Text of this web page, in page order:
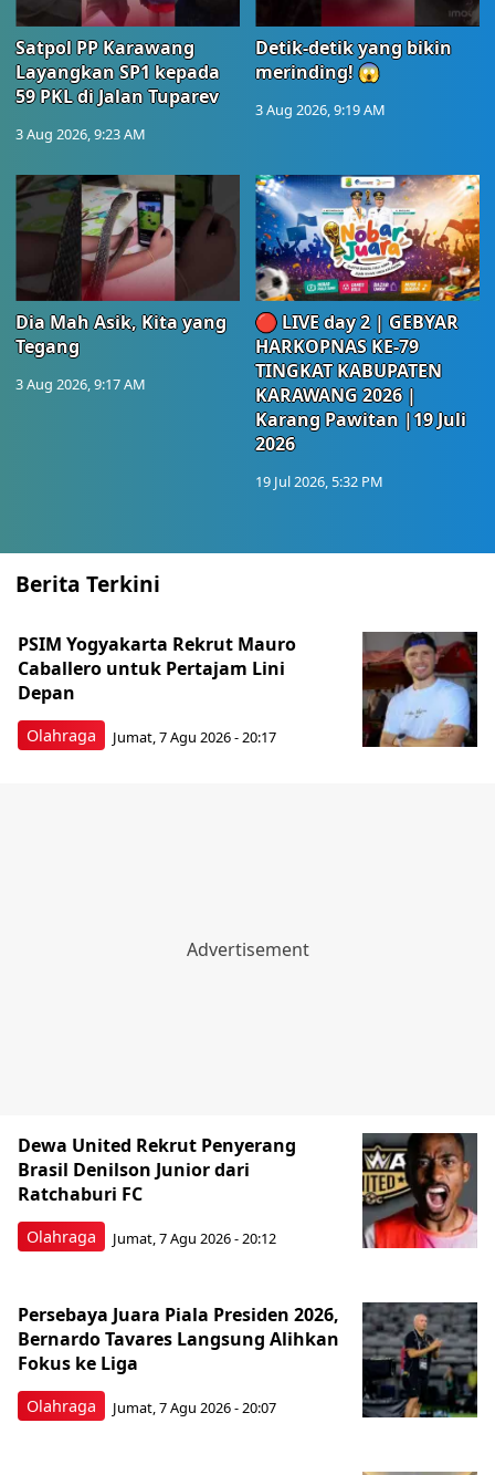
Satpol PP Karawang
Layangkan SP1 kepada
59 PKL di Jalan Tuparev
3 Aug 2026, 9:23 AM
Detik-detik yang bikin
merinding! 😱
3 Aug 2026, 9:19 AM
Dia Mah Asik, Kita yang
Tegang
3 Aug 2026, 9:17 AM
🔴 LIVE day 2 | GEBYAR
HARKOPNAS KE-79
TINGKAT KABUPATEN
KARAWANG 2026 |
Karang Pawitan |19 Juli
2026
19 Jul 2026, 5:32 PM
Berita Terkini
Olahraga
PSIM Yogyakarta Rekrut Mauro
Caballero untuk Pertajam Lini
Depan
Jumat, 7 Agu 2026 - 20:17
Olahraga
Dewa United Rekrut Penyerang
Brasil Denilson Junior dari
Ratchaburi FC
Jumat, 7 Agu 2026 - 20:12
Olahraga
Persebaya Juara Piala Presiden 2026,
Bernardo Tavares Langsung Alihkan
Fokus ke Liga
Jumat, 7 Agu 2026 - 20:07